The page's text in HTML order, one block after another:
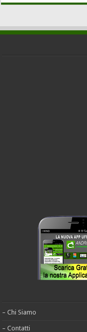
– Chi Siamo
– Contatti